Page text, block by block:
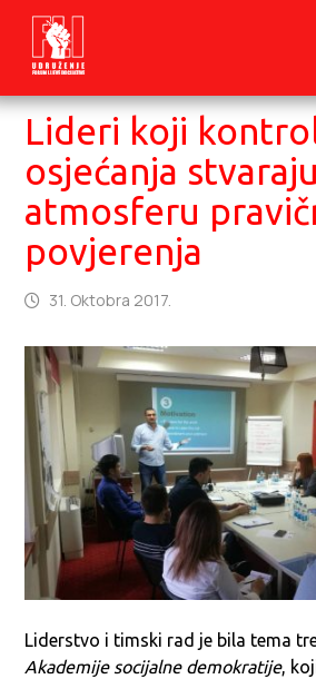
Lideri koji
osjećanja stvaraju
atmosferu
povjerenja
31. Oktobra 2017.
Liderstvo i timski rad je bila tema
Akademije socijalne demokratije,